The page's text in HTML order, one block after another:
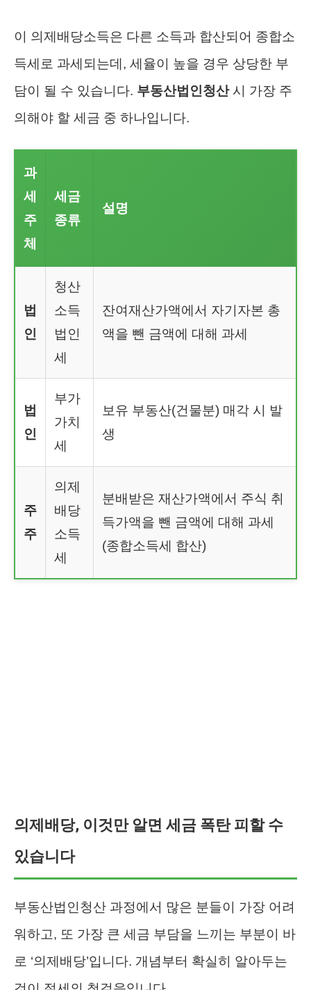
이 의제배당소득은 다른 소득과 합산되어 종합소
득세로 과세되는데, 세율이 높을 경우 상당한 부
담이 될 수 있습니다. 부동산법인청산시 가장 주
의해야 할 세금 중 하나입니다.
과
세
주
체
세금
종류
설명
법
인
청산
소득
법인
세
잔여재산가액에서 자기자본 총
액을 뺀 금액에 대해 과세
법
인
부가
가치
세
보유 부동산(건물분) 매각 시 발
생
주
주
의제
배당
소득
세
분배받은 재산가액에서 주식 취
득가액을 뺀 금액에 대해 과세
(종합소득세 합산)
의제배당, 이것만 알면 세금 폭탄 피할 수
있습니다
부동산법인청산 과정에서 많은 분들이 가장 어려
워하고, 또 가장 큰 세금 부담을 느끼는 부분이 바
로 ‘의제배당’입니다. 개념부터 확실히 알아두는